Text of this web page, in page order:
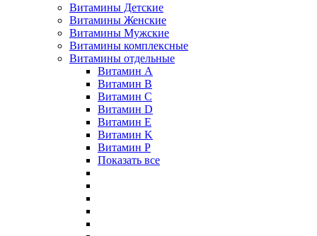
Витамины Детские
Витамины Женские
Витамины Мужские
Витамины комплексные
Витамины отдельные
Витамин A
Витамин B
Витамин C
Витамин D
Витамин E
Витамин K
Витамин P
Показать все